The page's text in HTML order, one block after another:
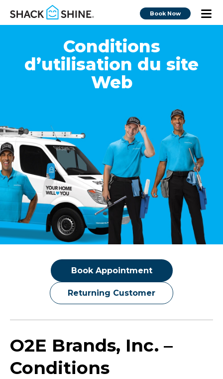
Book Now
Conditions
d’utilisation du site
Web
Book Appointment
Returning Customer
O2E Brands, Inc. –
Conditions